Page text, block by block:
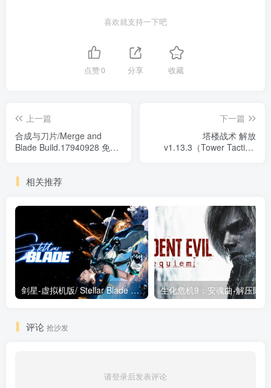
喜欢就支持一下吧
点赞0 分享 收藏
上一篇
合成与刀片/Merge and
Blade Build.17940928 免安
下一篇
塔楼战术 解放
v1.13.3（Tower Tactics:
相关推荐
剑星-虚拟机版/ Stellar Blade v1.4.1|Build.19963153 终极版新补丁 送修改器 免安装中文版
评论 抢沙发
请登录后发表评论